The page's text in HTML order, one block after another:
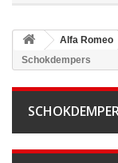
Alfa Romeo
Schokdempers